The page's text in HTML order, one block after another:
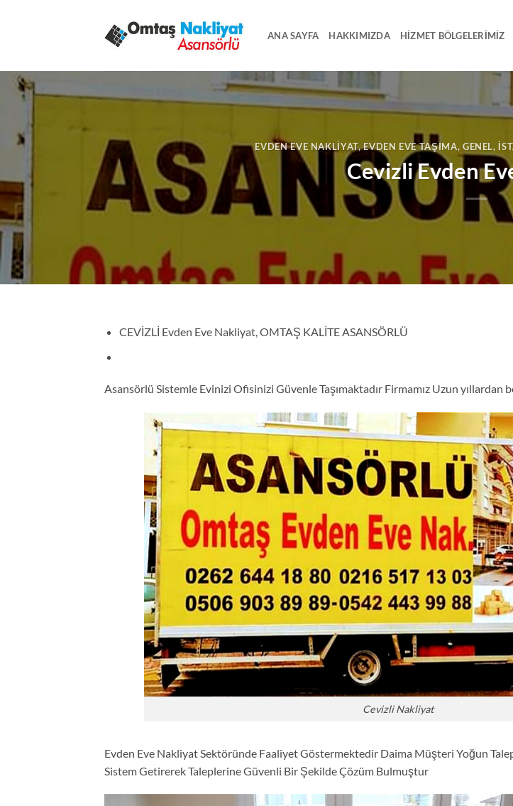
ANA SAYFA HAKKIMIZDA HIZMET BÖLGELERIMIZ
EVDEN EVE NAKLIYAT,EVDEN EVE TAŞIMA, GENEL,
Cevizli Evden
CEVİZLİ Evden Eve Nakliyat, OMTAŞ KALİTE ASANSÖRLÜ
Cevizli Nakliyat
Asansörlü Sistemle Evinizi Ofisinizi Güvenle Taşımaktadır Firmamız Uzun yıllardan
Evden Eve Nakliyat Sektöründe Faaliyet Göstermektedir Daima Müşteri Yoğun
Sistem Getirerek Taleplerine Güvenli Bir Şekilde Çözüm Bulmuştur